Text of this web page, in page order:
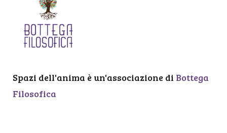
Spazi dell'anima è un'associazione di Bottega
Filosofica